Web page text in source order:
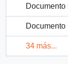
Documento
Documento
34 más...